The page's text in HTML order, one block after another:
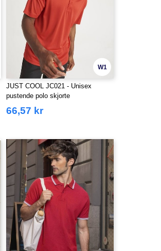
W1
JUST COOL JC021 - Unisex
pustende polo skjorte
66,57 kr